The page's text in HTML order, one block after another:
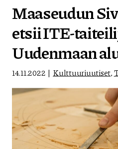
Maaseudun
etsii ITE-
Uudenmaan
14.11.2022 Kulttuuriuutiset,